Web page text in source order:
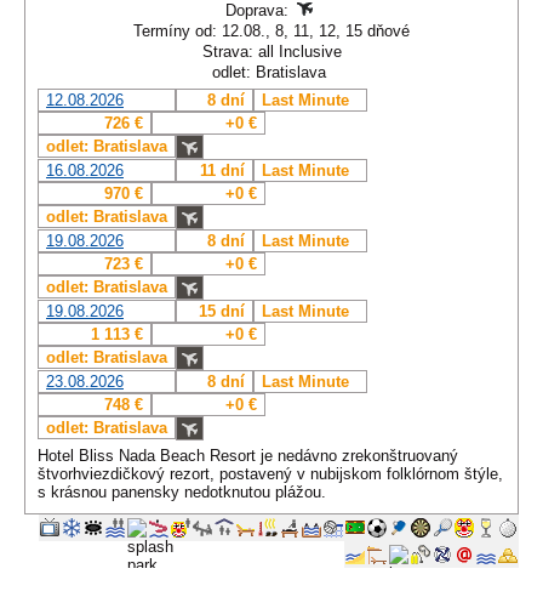
Doprava:
Termíny od: 12.08., 8, 11, 12, 15 dňové
Strava: all Inclusive
odlet: Bratislava
12.08.2026
8 dní
Last Minute
726 €
+0 €
odlet: Bratislava
16.08.2026
11 dní
Last Minute
970 €
+0 €
odlet: Bratislava
19.08.2026
8 dní
Last Minute
723 €
+0 €
odlet: Bratislava
19.08.2026
15 dní
Last Minute
1 113 €
+0 €
odlet: Bratislava
23.08.2026
8 dní
Last Minute
748 €
+0 €
odlet: Bratislava
Hotel Bliss Nada Beach Resort je nedávno zrekonštruovaný
štvorhviezdičkový rezort, postavený v nubijskom folklórnom štýle,
s krásnou panensky nedotknutou plážou.